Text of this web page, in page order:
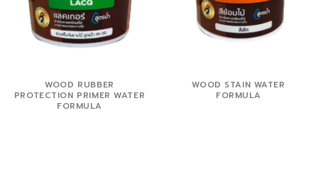
WOOD RUBBER
PROTECTION PRIMER WATER
FORMULA
WOOD STAIN WATER
FORMULA